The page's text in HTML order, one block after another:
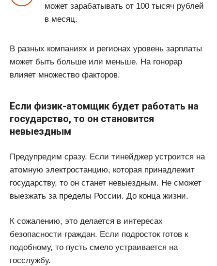
может зарабатывать от 100 тысяч рублей
в месяц.
В разных компаниях и регионах уровень зарплаты
может быть больше или меньше. На гонорар
влияет множество факторов.
Если физик-атомщик будет работать на
государство, то он становится
невыездным
Предупредим сразу. Если тинейджер устроится на
атомную электростанцию, которая принадлежит
государству, то он станет невыездным. Не сможет
выезжать за пределы России. До конца жизни.
К сожалению, это делается в интересах
безопасности граждан. Если подросток готов к
подобному, то пусть смело устраивается на
госслужбу.